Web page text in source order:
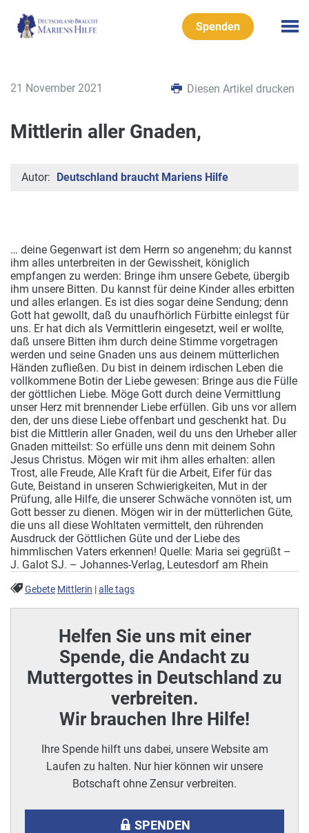
Spenden
21 November 2021 Diesen Artikel drucken
Mittlerin aller Gnaden,
Autor: Deutschland braucht Mariens Hilfe
… deine Gegenwart ist dem Herrn so angenehm; du kannst
ihm alles unterbreiten in der Gewissheit, königlich
empfangen zu werden: Bringe ihm unsere Gebete, übergib
ihm unsere Bitten. Du kannst für deine Kinder alles erbitten
und alles erlangen. Es ist dies sogar deine Sendung; denn
Gott hat gewollt, daß du unaufhörlich Fürbitte einlegst für
uns. Er hat dich als Vermittlerin eingesetzt, weil er wollte,
daß unsere Bitten ihm durch deine Stimme vorgetragen
werden und seine Gnaden uns aus deinem mütterlichen
Händen zufließen. Du bist in deinem irdischen Leben die
vollkommene Botin der Liebe gewesen: Bringe aus die Fülle
der göttlichen Liebe. Möge Gott durch deine Vermittlung
unser Herz mit brennender Liebe erfüllen. Gib uns vor allem
den, der uns diese Liebe offenbart und geschenkt hat. Du
bist die Mittlerin aller Gnaden, weil du uns den Urheber aller
Gnaden mitteilst: So erfülle uns denn mit deinem Sohn
Jesus Christus. Mögen wir mit ihm alles erhalten: allen
Trost, alle Freude, Alle Kraft für die Arbeit, Eifer für das
Gute, Beistand in unseren Schwierigkeiten, Mut in der
Prüfung, alle Hilfe, die unserer Schwäche vonnöten ist, um
Gott besser zu dienen. Mögen wir in der mütterlichen Güte,
die uns all diese Wohltaten vermittelt, den rührenden
Ausdruck der Göttlichen Güte und der Liebe des
himmlischen Vaters erkennen! Quelle: Maria sei gegrüßt –
J. Galot SJ. – Johannes-Verlag, Leutesdorf am Rhein
Gebete Mittlerin |alle tags
Helfen Sie uns mit einer
Spende, die Andacht zu
Muttergottes in Deutschland zu
verbreiten.
Wir brauchen Ihre Hilfe!
Ihre Spende hilft uns dabei, unsere Website am
Laufen zu halten. Nur hier können wir unsere
Botschaft ohne Zensur verbreiten.
SPENDEN